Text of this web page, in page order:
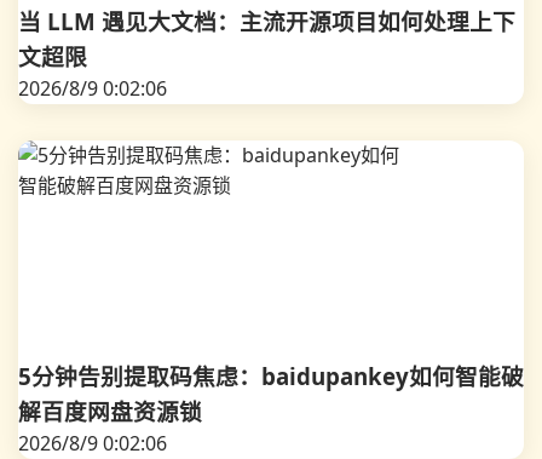
当 LLM 遇见大文档：主流开源项目如何处理上下
文超限
2026/8/9 0:02:06
5分钟告别提取码焦虑：baidupankey如何智能破
解百度网盘资源锁
2026/8/9 0:02:06